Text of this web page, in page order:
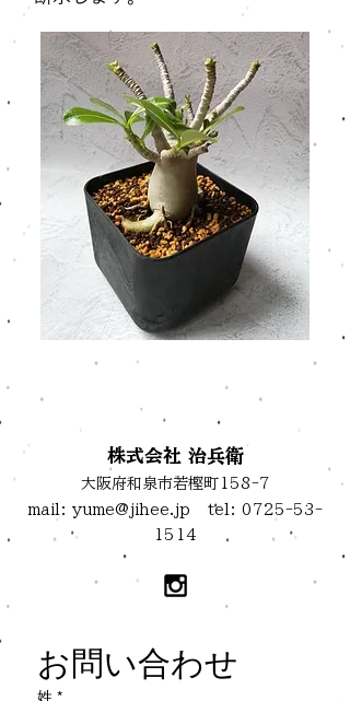
株式会社 治兵衛
大阪府和泉市若樫町158-7
mail: yume@jihee.jp tel: 0725-53-
1514
お問い合わせ
姓 *